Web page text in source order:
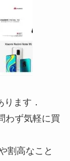
ます．
わず気軽に買
割高なこと